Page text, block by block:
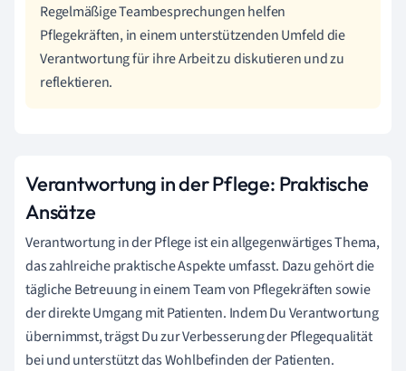
Regelmäßige Teambesprechungen helfen
Pflegekräften, in einem unterstützenden Umfeld die
Verantwortung für ihre Arbeit zu diskutieren und zu
reflektieren.
Verantwortung in der Pflege: Praktische
Ansätze
Verantwortung in der Pflege ist ein allgegenwärtiges Thema,
das zahlreiche praktische Aspekte umfasst. Dazu gehört die
tägliche Betreuung in einem Team von Pflegekräften sowie
der direkte Umgang mit Patienten. Indem Du Verantwortung
übernimmst, trägst Du zur Verbesserung der Pflegequalität
bei und unterstützt das Wohlbefinden der Patienten.